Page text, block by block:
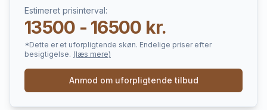
Estimeret prisinterval:
13500 - 16500 kr.
*Dette er et uforpligtende skøn. Endelige priser efter
besigtigelse. (læs mere)
Anmod om uforpligtende tilbud